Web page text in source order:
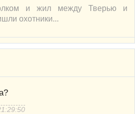
и жил между Тверью и
охотники...